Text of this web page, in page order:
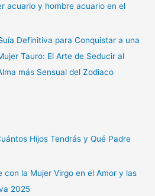
acuario y hombre acuario en el
Definitiva para Conquistar a una
Tauro: El Arte de Seducir al
más Sensual del Zodiaco
Hijos Tendrás y Qué Padre
con la Mujer Virgo en el Amor y las
2025